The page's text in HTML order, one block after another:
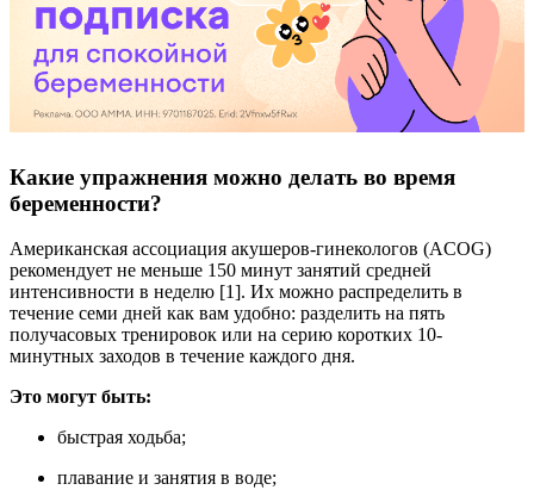
Какие упражнения можно делать во время
беременности?
Американская ассоциация акушеров-гинекологов (ACOG)
рекомендует не меньше 150 минут занятий средней
интенсивности в неделю [1]. Их можно распределить в
течение семи дней как вам удобно: разделить на пять
получасовых тренировок или на серию коротких 10-
минутных заходов в течение каждого дня.
Это могут быть:
быстрая ходьба;
плавание и занятия в воде;